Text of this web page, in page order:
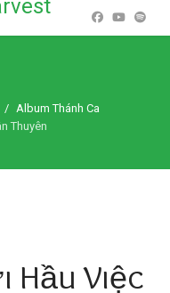
Album Thánh Ca
Thuyên
Hầu Việc